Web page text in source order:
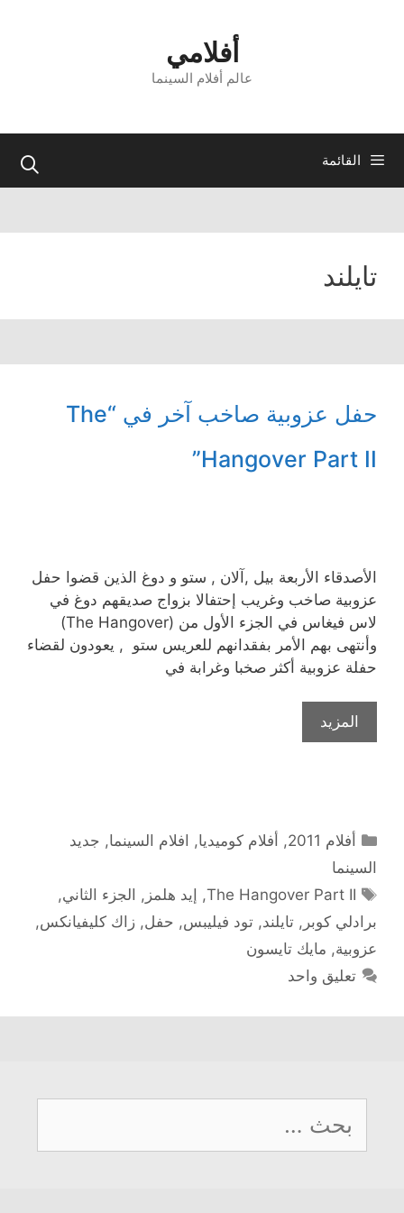
أفلامي
عالم أفلام السينما
القائمة
تايلند
حفل عزوبية صاخب آخر في “The
Hangover Part II”
الأصدقاء الأربعة بيل ,آلان , ستو و دوغ الذين قضوا حفل
عزوبية صاخب وغريب إحتفالا بزواج صديقهم دوغ في
لاس فيغاس في الجزء الأول من (The Hangover)
وأنتهى بهم الأمر بفقدانهم للعريس ستو , يعودون لقضاء
حفلة عزوبية أكثر صخبا وغرابة في
المزيد
التصنيفات
أفلام 2011 , أفلام كوميديا, افلام السينما, جديد
السينما
الوسوم
The Hangover Part II
, إيد هلمز , الجزء الثاني,
برادلي كوبر , تايلند, تود فيليبس, حفل, زاك كليفيانكس,
عزوبية, مايك تايسون
تعليق واحد
عن: